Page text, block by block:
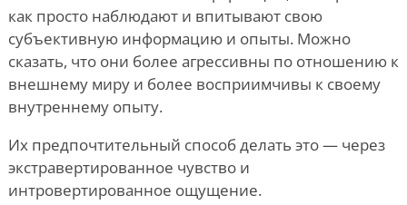
как просто наблюдают и впитывают свою
субъективную информацию и опыты. Можно
сказать, что они более агрессивны по отношению к
внешнему миру и более восприимчивы к своему
внутреннему опыту.
Их предпочтительный способ делать это — через
экстравертированное чувство и
интровертированное ощущение.